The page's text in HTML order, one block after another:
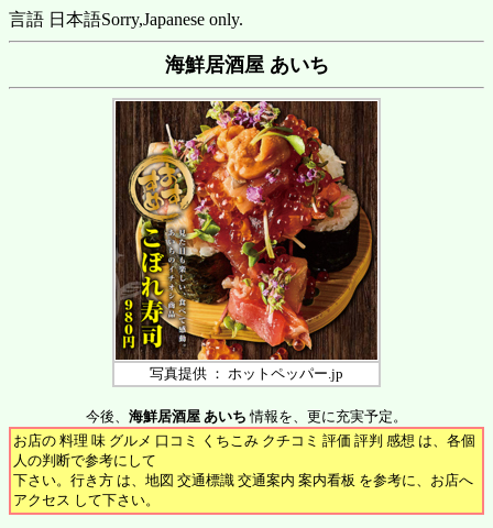
言語 日本語Sorry,Japanese only.
海鮮居酒屋 あいち
写真提供 ： ホットペッパー.jp
今後、 海鮮居酒屋 あいち 情報を、更に充実予定。
お店の 料理 味 グルメ 口コミ くちこみ クチコミ 評価 評判 感想 は、各個
人の判断で参考にして
下さい。行き方 は、地図 交通標識 交通案内 案内看板 を参考に、お店へ
アクセス して下さい。